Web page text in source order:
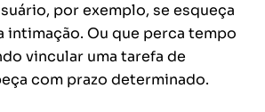
por exemplo, se esqueça
intimação. Ou que perca tempo
vincular uma tarefa de
com prazo determinado.